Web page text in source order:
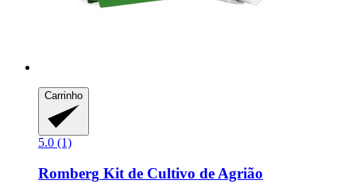
Carrinho
5.0 (1)
Romberg Kit de Cultivo de Agrião